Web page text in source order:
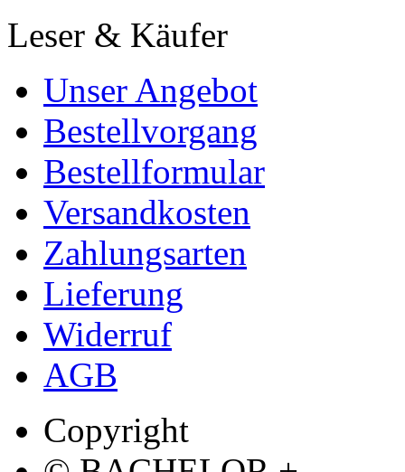
Leser & Käufer
Unser Angebot
Bestellvorgang
Bestellformular
Versandkosten
Zahlungsarten
Lieferung
Widerruf
AGB
Copyright